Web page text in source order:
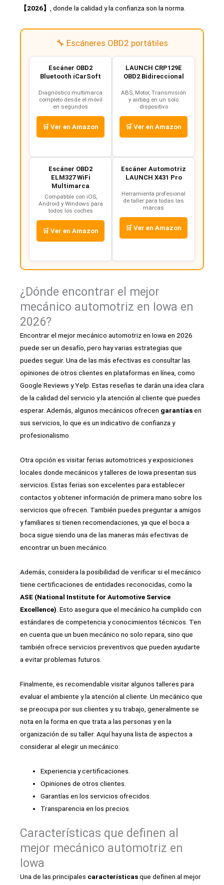
【2026】 , donde la calidad y la confianza son la norma.
🔧 Escáneres OBD2 portátiles
Escáner OBD2
Bluetooth iCarSoft
Diagnóstico multimarca
completo desde el móvil
en segundos
🛒 Ver en Amazon
LAUNCH CRP129E
OBD2 Bidireccional
ABS, Motor, Transmisión
y airbag en un solo
dispositivo
🛒 Ver en Amazon
Escáner OBD2
ELM327 WiFi
Multimarca
Compatible con iOS,
Android y Windows para
todos los coches
🛒 Ver en Amazon
Escáner Automotriz
LAUNCH X431 Pro
Herramienta profesional
de taller para todas las
marcas
🛒 Ver en Amazon
¿Dónde encontrar el mejor
mecánico automotriz en Iowa en
2026?
Encontrar el mejor mecánico automotriz en Iowa en 2026
puede ser un desafío, pero hay varias estrategias que
puedes seguir. Una de las más efectivas es consultar las
opiniones de otros clientes en plataformas en línea, como
Google Reviews y Yelp. Estas reseñas te darán una idea clara
de la calidad del servicio y la atención al cliente que puedes
esperar. Además, algunos mecánicos ofrecen garantíasen
sus servicios, lo que es un indicativo de confianza y
profesionalismo.
Otra opción es visitar ferias automotrices y exposiciones
locales donde mecánicos y talleres de Iowa presentan sus
servicios. Estas ferias son excelentes para establecer
contactos y obtener información de primera mano sobre los
servicios que ofrecen. También puedes preguntar a amigos
y familiares si tienen recomendaciones, ya que el boca a
boca sigue siendo una de las maneras más efectivas de
encontrar un buen mecánico.
Además, considera la posibilidad de verificar si el mecánico
tiene certificaciones de entidades reconocidas, como la
ASE (National Institute for Automotive Service
Excellence). Esto asegura que el mecánico ha cumplido con
estándares de competencia y conocimientos técnicos. Ten
en cuenta que un buen mecánico no solo repara, sino que
también ofrece servicios preventivos que pueden ayudarte
a evitar problemas futuros.
Finalmente, es recomendable visitar algunos talleres para
evaluar el ambiente y la atención al cliente. Un mecánico que
se preocupa por sus clientes y su trabajo, generalmente se
nota en la forma en que trata a las personas y en la
organización de su taller. Aquí hay una lista de aspectos a
considerar al elegir un mecánico:
Experiencia y certificaciones.
Opiniones de otros clientes.
Garantías en los servicios ofrecidos.
Transparencia en los precios.
Características que definen al
mejor mecánico automotriz en
Iowa
Una de las principales característicasque definen al mejor